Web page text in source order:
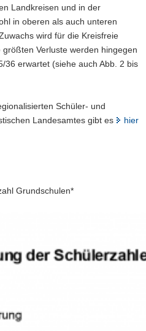
Landkreisen und in der
in oberen als auch unteren
wird für die Kreisfreie
Verluste werden hingegen
36 erwartet (siehe auch Abb. 2 bis
Schüler- und
Landesamtes gibt es
hier
Grundschulen*